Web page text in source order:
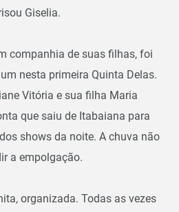
Giselia.
companhia de suas filhas, foi
nesta primeira Quinta Delas.
Vitória e sua filha Maria
que saiu de Itabaiana para
shows da noite. A chuva não
a empolgação.
organizada. Todas as vezes